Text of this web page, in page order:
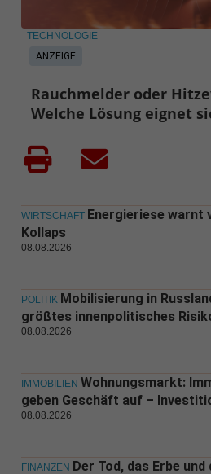
ANZEIGE
TECHNOLOGIE
Rauchmelder oder
Welche Lösung eignet
WIRTSCHAFT Energieriese
Kollaps
08.08.2026
POLITIK Mobilisierung in
größtes innenpolitisches
08.08.2026
IMMOBILIEN Wohnungsmarkt:
geben Geschäft auf –
08.08.2026
FINANZEN Der Tod, das Erbe und